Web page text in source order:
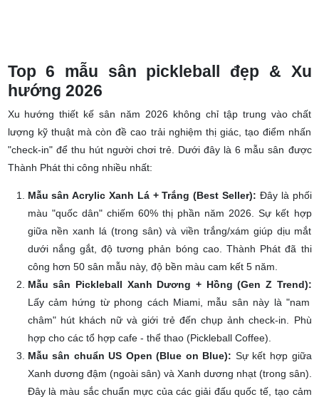
Top 6 mẫu sân pickleball đẹp & Xu
hướng 2026
Xu hướng thiết kế sân năm 2026 không chỉ tập trung vào chất
lượng kỹ thuật mà còn đề cao trải nghiệm thị giác, tạo điểm nhấn
"check-in" để thu hút người chơi trẻ. Dưới đây là 6 mẫu sân được
Mẫu sân Acrylic Xanh Lá + Trắng (Best Seller):
Đây là phối
màu "quốc dân" chiếm 60% thị phần năm 2026. Sự kết hợp
giữa nền xanh lá (trong sân) và viền trắng/xám giúp dịu mắt
dưới nắng gắt, độ tương phản bóng cao. Thành Phát đã thi
công hơn 50 sân mẫu này, độ bền màu cam kết 5 năm.
Mẫu sân Pickleball Xanh Dương + Hồng (Gen Z Trend):
Lấy cảm hứng từ phong cách Miami, mẫu sân này là "nam
châm" hút khách nữ và giới trẻ đến chụp ảnh check-in. Phù
hợp cho các tổ hợp cafe - thể thao (Pickleball Coffee).
Mẫu sân chuẩn US Open (Blue on Blue):Sự kết hợp giữa
Xanh dương đậm (ngoài sân) và Xanh dương nhạt (trong sân).